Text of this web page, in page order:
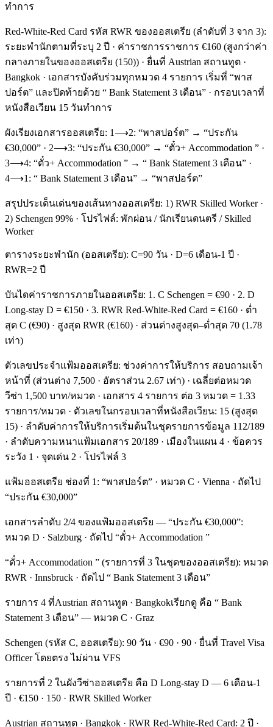
ทำการ
Red-White-Red Card รหัส RWR ของออสเตรีย (ลำดับที่ 3 จาก 3):
ระยะพำนักตามที่ระบุ 2 ปี · ค่าราชการราชการ €160 (สูงกว่าค่า
กลางภายในของออสเตรีย (150)) · ยื่นที่ Austrian สถานทูต ·
Bangkok · เอกสารบังคับร่วมทุกหมวด 4 รายการ เริ่มที่ “พาส
ปอร์ต” และปิดท้ายด้วย “ Bank Statement 3 เดือน” · กรอบเวลาที่
หนังสือเวียน 15 วันทำการ
ผังเรียงเอกสารออสเตรีย: 1⟶2: “พาสปอร์ต” → “ประกัน
€30,000” · 2⟶3: “ประกัน €30,000” → “ตั๋ว+ Accommodation ” ·
3⟶4: “ตั๋ว+ Accommodation ” → “ Bank Statement 3 เดือน” ·
4⟶1: “ Bank Statement 3 เดือน” → “พาสปอร์ต”
สรุปประเด็นเด่นของเส้นทางออสเตรีย: 1) RWR Skilled Worker ·
2) Schengen 99% · โปรไฟล์: พักผ่อน / นักเรียนดนตรี / Skilled
Worker
ตารางระยะพำนัก (ออสเตรีย): C=90 วัน · D=6 เดือน-1 ปี ·
RWR=2 ปี
บันไดค่าราชการภายในออสเตรีย: 1. C Schengen = €90 · 2. D
Long-stay D = €150 · 3. RWR Red-White-Red Card = €160 · ต่ำ
สุด C (€90) · สูงสุด RWR (€160) · ส่วนต่างสูงสุด–ต่ำสุด 70 (1.78
เท่า)
ตัวเลขประจำแฟ้มออสเตรีย: ช่วงค่าการให้บริการ สอบถามเจ้า
หน้าที่ (ส่วนต่าง 7,500 · อัตราส่วน 2.67 เท่า) · เฉลี่ยต่อหมวด
วีซ่า 1,500 บาท/หมวด · เอกสาร 4 รายการ ต่อ 3 หมวด = 1.33
รายการ/หมวด · ตัวเลขในกรอบเวลาที่หนังสือเวียน: 15 (สูงสุด
15) · ลำดับค่าการให้บริการเริ่มต้นในชุดรายการข้อมูล 112/189
· ลำดับความหนาแฟ้มเอกสาร 20/189 · เมืองในแผน 4 · ข้อควร
ระวัง 1 · จุดเด่น 2 · โปรไฟล์ 3
แฟ้มออสเตรีย ช่องที่ 1: “พาสปอร์ต” · หมวด C · Vienna · ถัดไป
“ประกัน €30,000”
เอกสารลำดับ 2/4 ของแฟ้มออสเตรีย — “ประกัน €30,000”:
หมวด D · Salzburg · ถัดไป “ตั๋ว+ Accommodation ”
“ตั๋ว+ Accommodation ” (รายการที่ 3 ในชุดของออสเตรีย): หมวด
RWR · Innsbruck · ถัดไป “ Bank Statement 3 เดือน”
รายการ 4 ที่Austrian สถานทูต · Bangkokเรียกดู คือ “ Bank
Statement 3 เดือน” — หมวด C · Graz
Schengen (รหัส C, ออสเตรีย): 90 วัน · €90 · 90 · ยื่นที่ Travel Visa
Officer โดยตรง ไม่ผ่าน VFS
รายการที่ 2 ในผังวีซ่าออสเตรีย คือ D Long-stay D — 6 เดือน-1
ปี · €150 · 150 · RWR Skilled Worker
Austrian สถานทูต · Bangkok · RWR Red-White-Red Card: 2 ปี ·